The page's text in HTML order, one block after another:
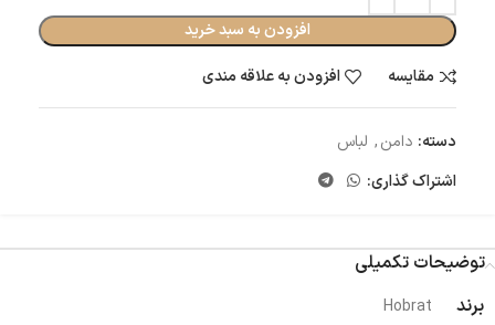
افزودن به سبد خرید
مقایسه
افزودن به علاقه مندی
دسته: دامن, لباس
اشتراک گذاری:
توضیحات تکمیلی
برند
Hobrat